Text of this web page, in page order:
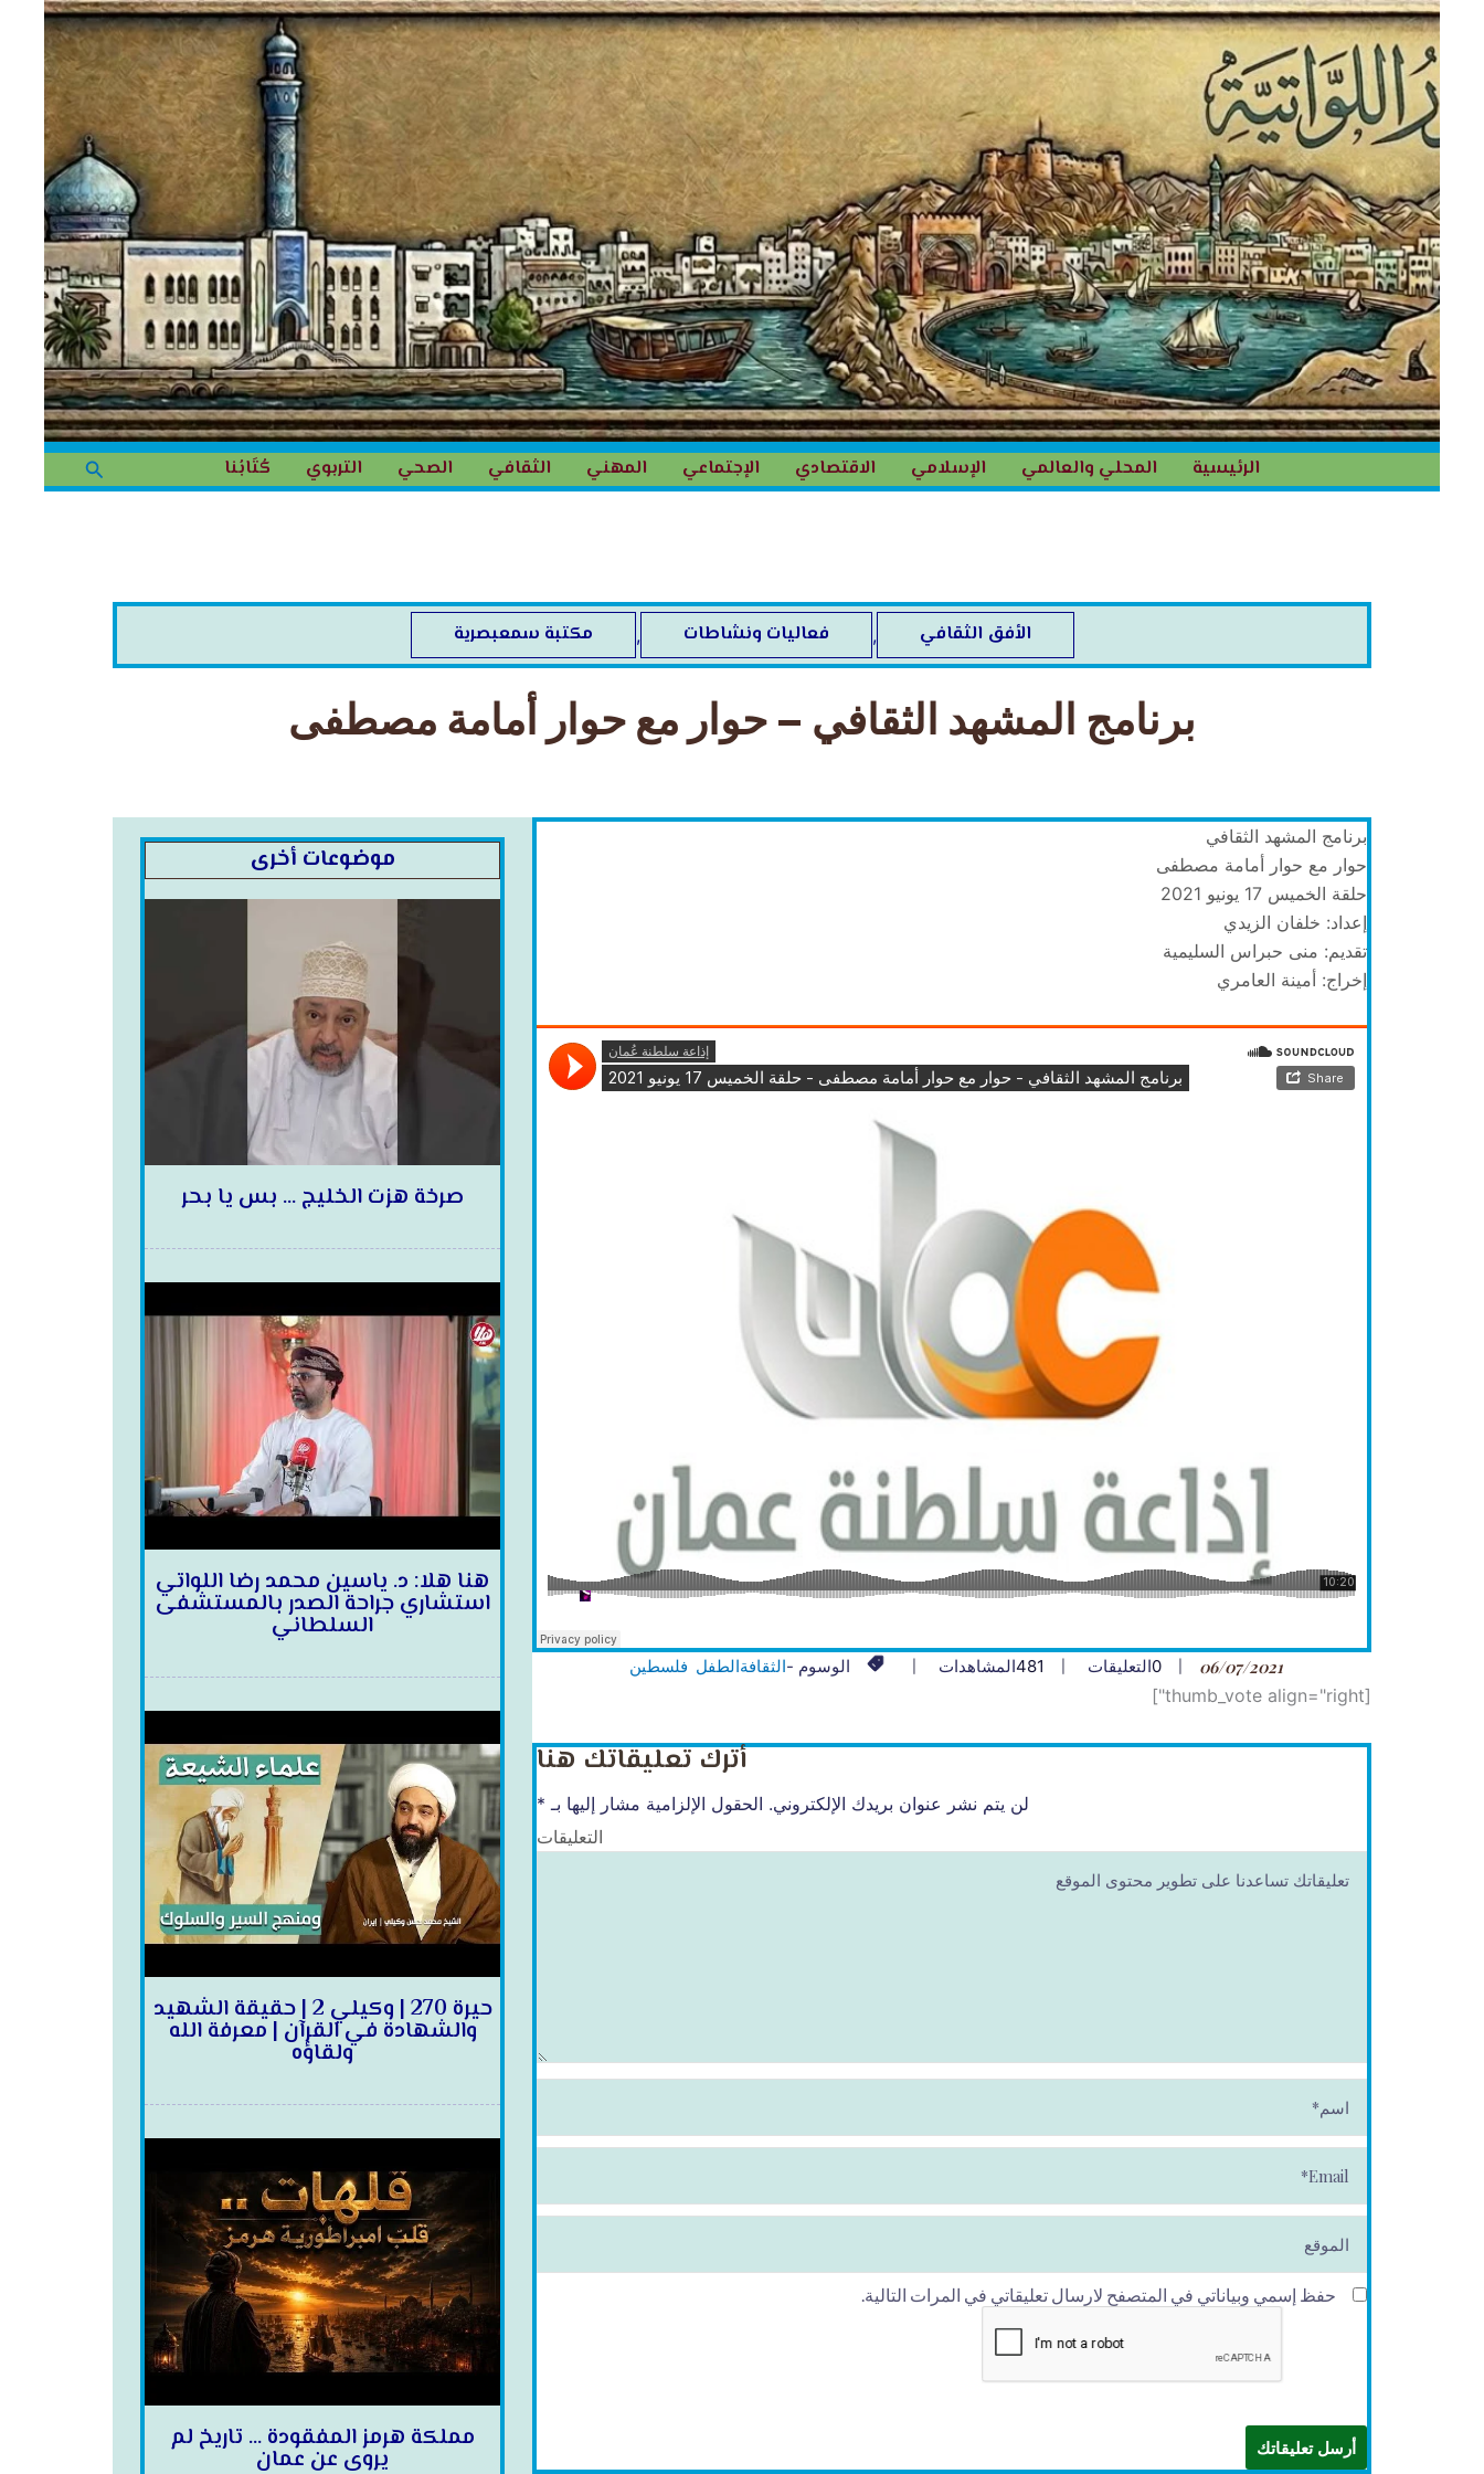
المحتوى
الرئيسية المحلي والعالمي الإسلامي الاقتصادي الإجتماعي المهني الثقافي الصحي التربوي كُتَابُنا البحث
الأفق الثقافي , فعاليات ونشاطات , مكتبة سمعبصرية
برنامج المشهد الثقافي – حوار مع حوار أمامة مصطفى
برنامج المشهد الثقافي
حوار مع حوار أمامة مصطفى
حلقة الخميس 17 يونيو 2021
إعداد: خلفان الزيدي
تقديم: منى حبراس السليمية
إخراج: أمينة العامري
06/07/2021
0التعليقات 481المشاهدات الوسوم -الثقافةالطفل فلسطين
[thumb_vote align="right"]
أترك تعليقاتك هنا
لن يتم نشر عنوان بريدك الإلكتروني. الحقول الإلزامية مشار إليها بـ *
التعليقات
م
*
ai
l*
حفظ إسمي وبياناتي في المتصفح لارسال تعليقاتي في المرات التالية.
موضوعات أخرى
صرخة هزت الخليج … بس يا بحر
هنا هلا: د. ياسين محمد رضا اللواتي
استشاري جراحة الصدر بالمستشفى
السلطاني
حيرة 270 | وكيلي 2 | حقيقة الشهيد
والشهادة في القرآن | معرفة الله
ولقاؤه
مملكة هرمز المفقودة … تاريخ لم
يروى عن عمان